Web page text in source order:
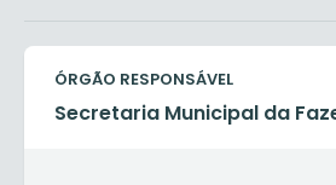
ÓRGÃO RESPONSÁVEL
Secretaria Municipal da